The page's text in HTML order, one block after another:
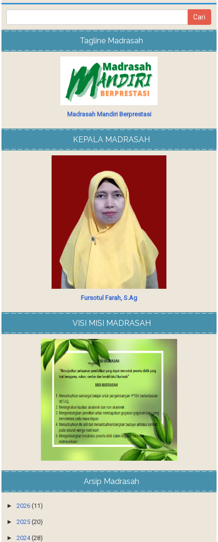
Tagline Madrasah
Madrasah Mandiri Berprestasi
KEPALA MADRASAH
Fursotul Farah, S.Ag
VISI MISI MADRASAH
Arsip Madrasah
►2026(11)
►2025(20)
►2024(28)